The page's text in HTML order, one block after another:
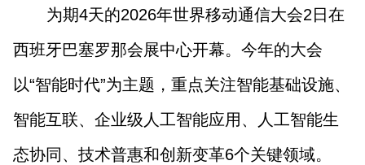
为期4天的2026年世界移动通信大会2日在
西班牙巴塞罗那会展中心开幕。今年的大会
以“智能时代”为主题，重点关注智能基础设施、
智能互联、企业级人工智能应用、人工智能生
态协同、技术普惠和创新变革6个关键领域。